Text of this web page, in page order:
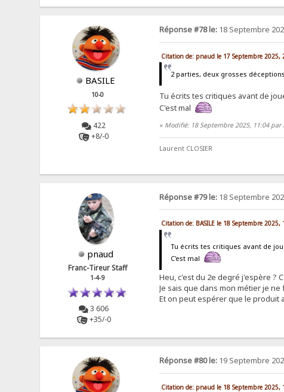
BASILE
10-0
422
+8/-0
Réponse #78 le:18 Septembre
Citation de: pnaud le 17 Septembre 2025,
2 parties, deux grosses
Tu écrits tes critiques avant de
C'est mal
« Modifié: 18 Septembre 2025, 11:04 par
Laurent CLOSIER
pnaud
Franc-Tireur Staff
1-4-9
3 606
+35/-0
Réponse #79 le:18 Septembre
Citation de: BASILE le 18 Septembre 2025,
Tu écrits tes critiques avant de
C'est mal
Heu, c'est du 2e degré j'espère ?
Je sais que dans mon métier je
Et on peut espérer que le produit
Réponse #80 le:19 Septembre
Citation de: pnaud le 18 Septembre 2025,